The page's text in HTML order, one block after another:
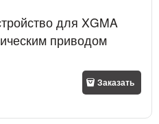
для XGMA
приводом
Заказать